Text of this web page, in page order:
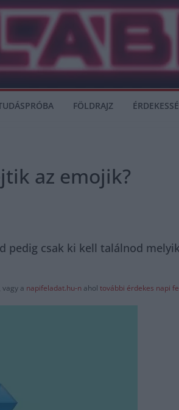
FÖLDRAJZ
az emojik?
pedig csak ki kell találnod
a napifeladat.hu-n ahol további érdekes napi